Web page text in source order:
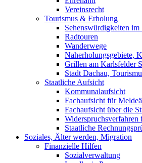
Vereinsrecht
Tourismus & Erholung
Sehenswürdigkeiten
Radtouren
Wanderwege
Naherholungsgebiete,
Grillen am Karlsfelder
Stadt Dachau,
Staatliche Aufsicht
Kommunalaufsicht
Fachaufsicht für
Fachaufsicht über die
Staatliche
Soziales, Älter werden, Migration
Finanzielle Hilfen
Sozialverwaltung